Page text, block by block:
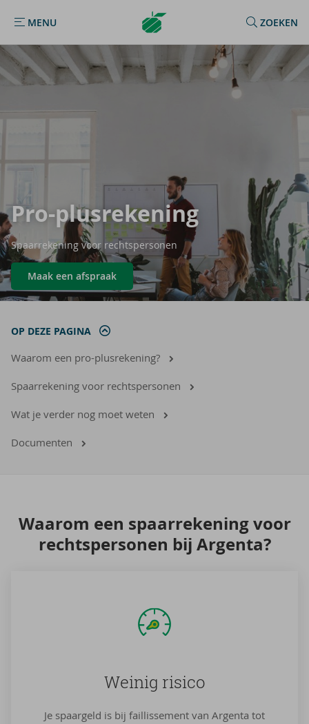
MENU
MENU
Argenta
Homepage
ZOEKEN
Pro-​plusrekening
Spaarrekening voor rechtspersonen
Maak een afspraak
OP DEZE PAGINA
Waarom een pro-plusrekening?
Spaarrekening voor rechtspersonen
Wat je verder nog moet weten
Documenten
Waar­om een spaar­re­ke­ning voor
rechts­per­so­nen bij Argenta?
Wei­nig ri­si­co
Je spaargeld is bij faillissement van Argenta tot